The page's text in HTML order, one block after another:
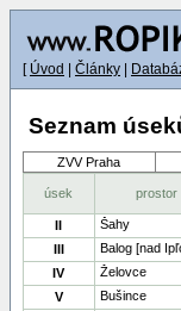
[ Úvod Články
Seznam
ZVV Praha
úsek prostor
II
Šahy
III
Balog [nad
IV
Želovce
V
Bušince